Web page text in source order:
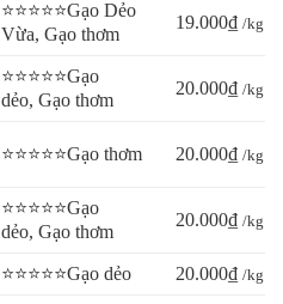
⭐⭐⭐⭐⭐Gạo Dẻo
Vừa, Gạo thơm
19.000₫ /kg
⭐⭐⭐⭐⭐Gạo
dẻo, Gạo thơm
20.000₫ /kg
⭐⭐⭐⭐⭐Gạo thơm 20.000₫ /kg
⭐⭐⭐⭐⭐Gạo
dẻo, Gạo thơm
20.000₫ /kg
⭐⭐⭐⭐⭐Gạo dẻo 20.000₫ /kg